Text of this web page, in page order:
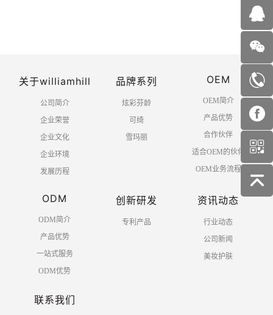
关于williamhill
公司简介
企业荣誉
企业文化
企业环境
发展历程
品牌系列
炫彩芬龄
可绮
雪玛丽
OEM
OEM简介
产品优势
合作伙伴
适合OEM的伙伴
OEM业务流程
ODM
ODM简介
产品优势
一站式服务
ODM优势
创新研发
专利产品
资讯动态
行业动态
公司新闻
美妆护肤
联系我们